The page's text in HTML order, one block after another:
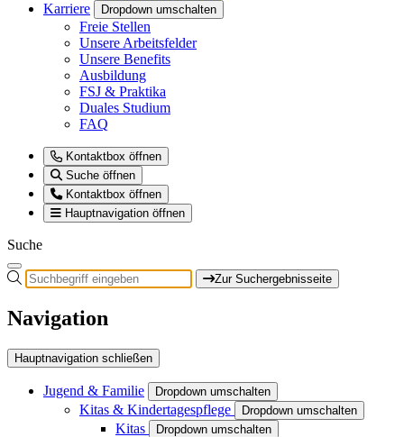
Karriere
Dropdown umschalten
Freie Stellen
Unsere Arbeitsfelder
Unsere Benefits
Ausbildung
FSJ & Praktika
Duales Studium
FAQ
Kontaktbox öffnen
Suche öffnen
Kontaktbox öffnen
Hauptnavigation öffnen
Suche
Zur Suchergebnisseite
Navigation
Hauptnavigation schließen
Jugend & Familie Dropdown umschalten
Kitas & Kindertagespflege Dropdown umschalten
Kitas Dropdown umschalten